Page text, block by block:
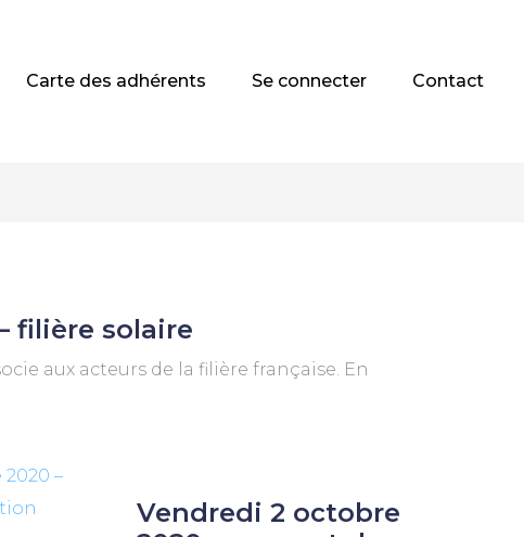
Carte des adhérents Se connecter Contact
filière solaire
aux acteurs de la filière française. En
Vendredi 2 octobre